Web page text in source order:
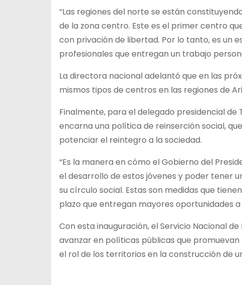
“Las regiones del norte se están
de la zona centro. Este es el primer centro
con privación de libertad. Por lo tanto, es un
profesionales que entregan un trabajo
La directora nacional adelantó que en las
mismos tipos de centros en las regiones de
Finalmente, para el delegado presidencial
encarna una política de reinserción social,
potenciar el reintegro a la sociedad.
“Es la manera en cómo el Gobierno del
el desarrollo de estos jóvenes y poder tener
su círculo social. Estas son medidas que
plazo que entregan mayores oportunidades
Con esta inauguración, el Servicio Nacional
avanzar en políticas públicas que
el rol de los territorios en la construcción de